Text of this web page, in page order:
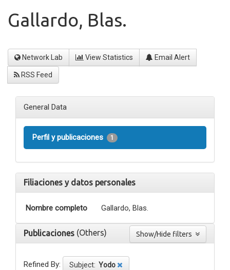
Gallardo, Blas.
Network Lab View Statistics Email Alert
RSS Feed
General Data
Perfil y publicaciones 1
Filiaciones y datos personales
Nombre completo Gallardo, Blas.
Publicaciones (Others)
Refined By: Subject: Yodo